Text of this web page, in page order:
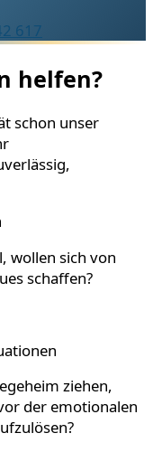
617
helfen?
schon unser
wollen sich von
schaffen?
ziehen,
der emotionalen